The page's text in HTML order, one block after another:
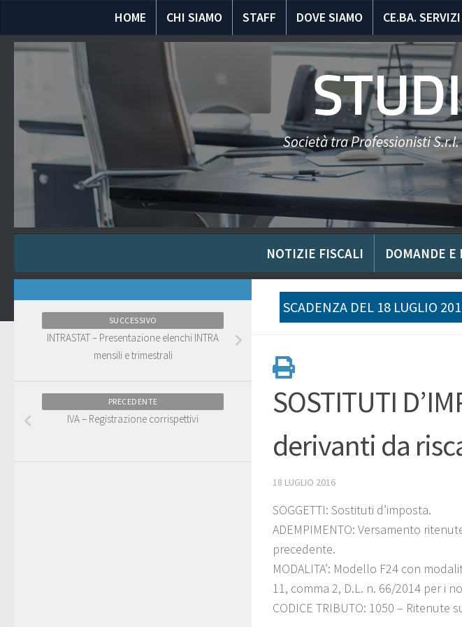
HOME CHI SIAMO STAFF DOVE SIAMO CE.BA.
Società tra Professionisti
NOTIZIE FISCALI DOMANDE E
SCADENZA DEL 18 LUGLIO
SOSTITUTI
derivanti da
18 LUGLIO 2016
SOGGETTI: Sostituti d’imposta.
ADEMPIMENTO: Versamento
precedente.
MODALITA’: Modello F24 con
11, comma 2, D.L. n. 66/2014 per i
CODICE TRIBUTO: 1050 –
SUCCESSIVO
INTRASTAT – Presentazione elenchi INTRA
mensili e trimestrali
PRECEDENTE
IVA – Registrazione corrispettivi